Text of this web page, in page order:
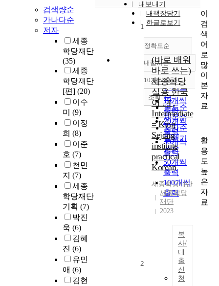
검색량순
가나다순
저자
세종
학당재단
(35)
세종
학당재단
[편] (20)
이수
미 (9)
이정
희 (8)
이준
호 (7)
천민
지 (7)
세종
학당재단
기획 (7)
박진
욱 (6)
김혜
진 (6)
유민
애 (6)
김현
내보내기
내책장담기
한글로보기
정확도순
정확도
순
인기도
순
연도순
제목순
저자순
발행기
관순
내림차순
내림차순
10개씩 출력
10개씩
출력
20개씩
출력
30개씩
출력
50개씩
출력
100개씩
출력
조회
1
(바로 배워
바로 쓰는)
세종학당
실용 한국
어 . 4 ,
Intermediate
= King
Sejong
institute
practical
Korean
세종학당재단
세종학당
재단
2023
복
사/
대
출
신
청
2
이
검
색
어
로
많
이
본
자
료
활
용
도
높
은
자
료